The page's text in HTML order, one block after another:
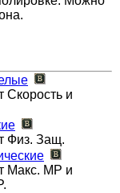
Скорость и
Физ. Защ.
Макс. MP и